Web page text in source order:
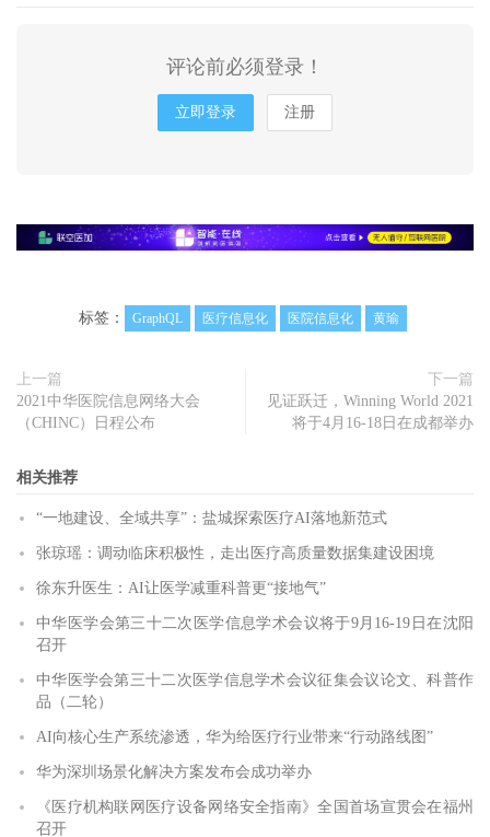
评论前必须登录！
立即登录 注册
标签： GraphQL 医疗信息化 医院信息化 黄瑜
上一篇
2021中华医院信息网络大会
（CHINC）日程公布
下一篇
见证跃迁，Winning World 2021
将于4月16-18日在成都举办
相关推荐
“一地建设、全域共享”：盐城探索医疗AI落地新范式
张琼瑶：调动临床积极性，走出医疗高质量数据集建设困境
徐东升医生：AI让医学减重科普更“接地气”
中华医学会第三十二次医学信息学术会议将于9月16-19日在沈阳
召开
中华医学会第三十二次医学信息学术会议征集会议论文、科普作
品（二轮）
AI向核心生产系统渗透，华为给医疗行业带来“行动路线图”
华为深圳场景化解决方案发布会成功举办
《医疗机构联网医疗设备网络安全指南》全国首场宣贯会在福州
召开